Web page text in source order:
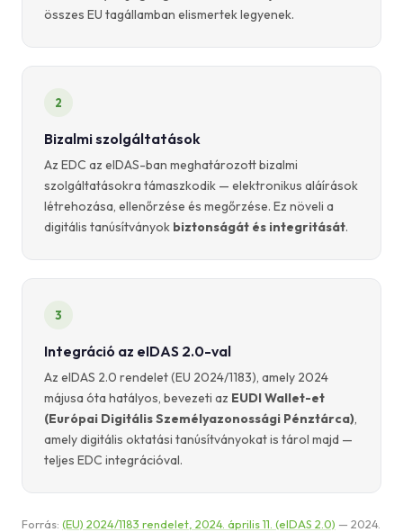
összes EU tagállamban elismertek legyenek.
2
Bizalmi szolgáltatások
Az EDC az eIDAS-ban meghatározott bizalmi
szolgáltatásokra támaszkodik — elektronikus aláírások
létrehozása, ellenőrzése és megőrzése. Ez növeli a
digitális tanúsítványok biztonságát és integritását.
3
Integráció az eIDAS 2.0-val
Az eIDAS 2.0 rendelet (EU 2024/1183), amely 2024
májusa óta hatályos, bevezeti az EUDI Wallet-et
(Európai Digitális Személyazonossági Pénztárca),
amely digitális oktatási tanúsítványokat is tárol majd —
teljes EDC integrációval.
Forrás: (EU) 2024/1183 rendelet, 2024. április 11. (eIDAS 2.0) — 2024.